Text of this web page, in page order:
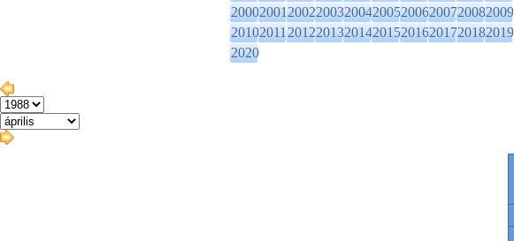
2000200120022003200420052006200720082009
2010201120122013201420152016201720182019
2020